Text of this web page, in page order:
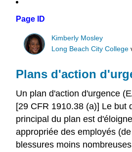
Page ID
Kimberly Mosley
Long Beach City College
Plans d'action
Un plan d'action d'urgence
[29 CFR 1910.38 (a)] Le but
principal du plan est
appropriée des employés
blessures moins